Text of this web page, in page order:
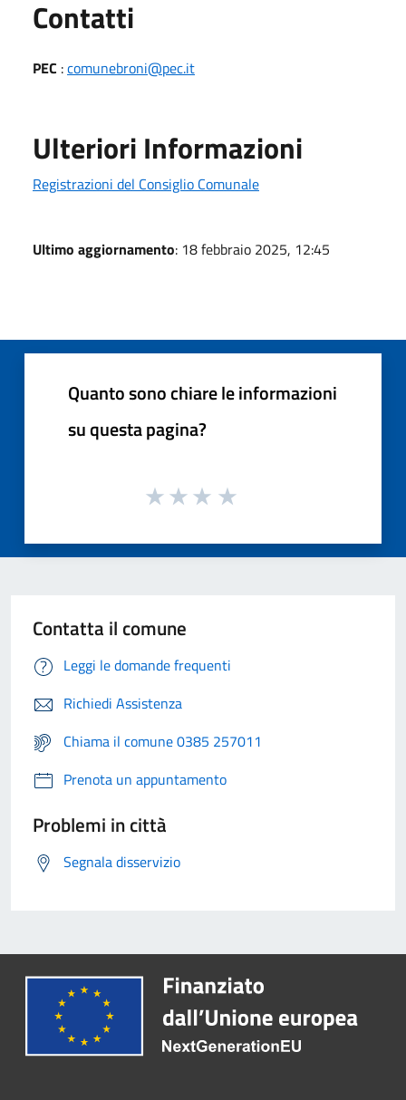
Contatti
PEC :comunebroni@pec.it
Ulteriori Informazioni
Registrazioni del Consiglio Comunale
Ultimo aggiornamento: 18 febbraio 2025, 12:45
Quanto sono chiare le informazioni
su questa pagina?
Contatta il comune
Leggi le domande frequenti
Richiedi Assistenza
Chiama il comune 0385 257011
Prenota un appuntamento
Problemi in città
Segnala disservizio